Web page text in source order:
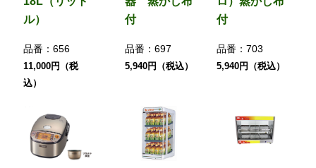
ル）
品番： 656
11,000円（税
込）
付
品番：697
5,940円（税込）
付
品番：703
5,940円（税込）